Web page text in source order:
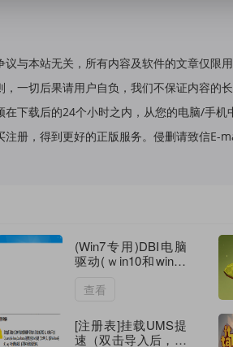
与本站无关，所有内容及软件的文章仅限
一切后果请用户自负，我们不保证内容的
下载后的24个小时之内，从您的电脑/手机
注册，得到更好的正版服务。侵删请致信E-
(Win7专用)DBI电脑
驱动(ｗin10和win11
用)vivo_usb_driver
查看
[注册表]挂载UMS提
速（双击导入后，重